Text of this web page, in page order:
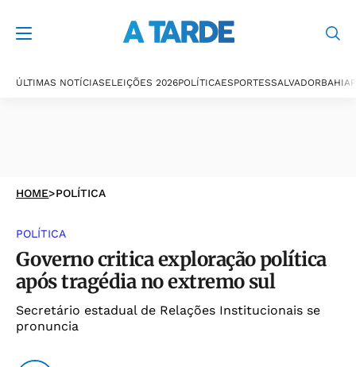
ÚLTIMAS NOTÍCIASELEIÇÕES 2026POLÍTICAESPORTESSALVADORBAHIA
HOME>POLÍTICA
POLÍTICA
Governo critica exploração política
após tragédia no extremo sul
Secretário estadual de Relações Institucionais se
pronuncia